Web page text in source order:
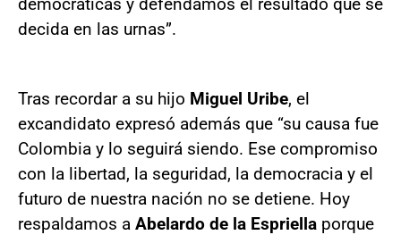
decida en las urnas”.
Tras recordar a su hijo Miguel Uribe, el
excandidato expresó además que “su causa fue
Colombia y lo seguirá siendo. Ese compromiso
con la libertad, la seguridad, la democracia y el
futuro de nuestra nación no se detiene. Hoy
respaldamos a Abelardo de la Espriella porque